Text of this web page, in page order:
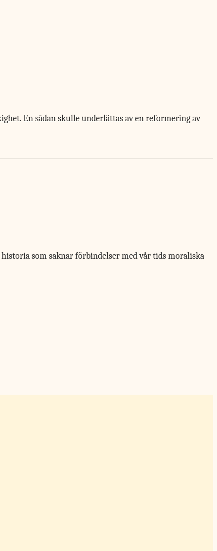
En sådan skulle underlättas av en reformering av
som saknar förbindelser med vår tids moraliska